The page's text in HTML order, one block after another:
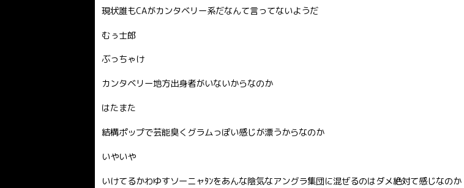
現状誰もCAがカンタベリー系だなんて言ってないようだ
むぅ士郎
ぶっちゃけ
カンタベリー地方出身者がいないからなのか
はたまた
結構ポップで芸能臭くグラムっぽい感じが漂うからなのか
いやいや
いけてるかわゆすソーニャﾀﾝをあんな陰気なアングラ集団に混ぜるのはダメ絶対て感じなのか